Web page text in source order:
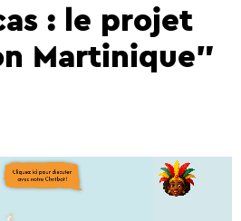
: le projet
Martinique”